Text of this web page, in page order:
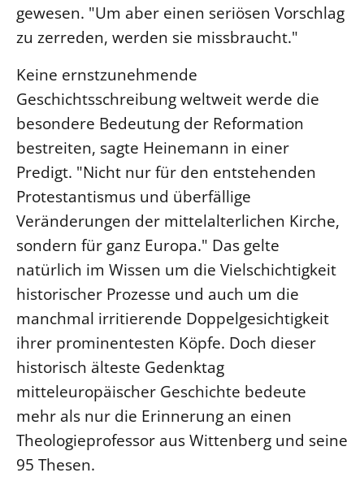
gewesen. "Um aber einen seriösen Vorschlag
zu zerreden, werden sie missbraucht."
Keine ernstzunehmende
Geschichtsschreibung weltweit werde die
besondere Bedeutung der Reformation
bestreiten, sagte Heinemann in einer
Predigt. "Nicht nur für den entstehenden
Protestantismus und überfällige
Veränderungen der mittelalterlichen Kirche,
sondern für ganz Europa." Das gelte
natürlich im Wissen um die Vielschichtigkeit
historischer Prozesse und auch um die
manchmal irritierende Doppelgesichtigkeit
ihrer prominentesten Köpfe. Doch dieser
historisch älteste Gedenktag
mitteleuropäischer Geschichte bedeute
mehr als nur die Erinnerung an einen
Theologieprofessor aus Wittenberg und seine
95 Thesen.
LANDESSYNODE
27. Landessynode
Kontakt
Hintergrund
Ehrenamt
Beruf
Freie Stellen
BIBLIOTHEK & ARCHIV
SERVICE
Älterwerden im Pfarrberuf
Beteiligungsverfahren
Beschwerdestellen
Ephoralbüro
Finanzplanung
Fundraising